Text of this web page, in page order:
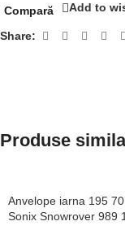
Compară Add to
Share:
Produse
Anvelope iarna 195
Sonix Snowrover 989